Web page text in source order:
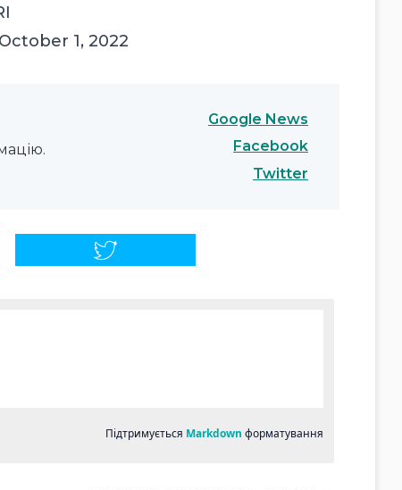
October 1, 2022
Google News
Facebook
Twitter